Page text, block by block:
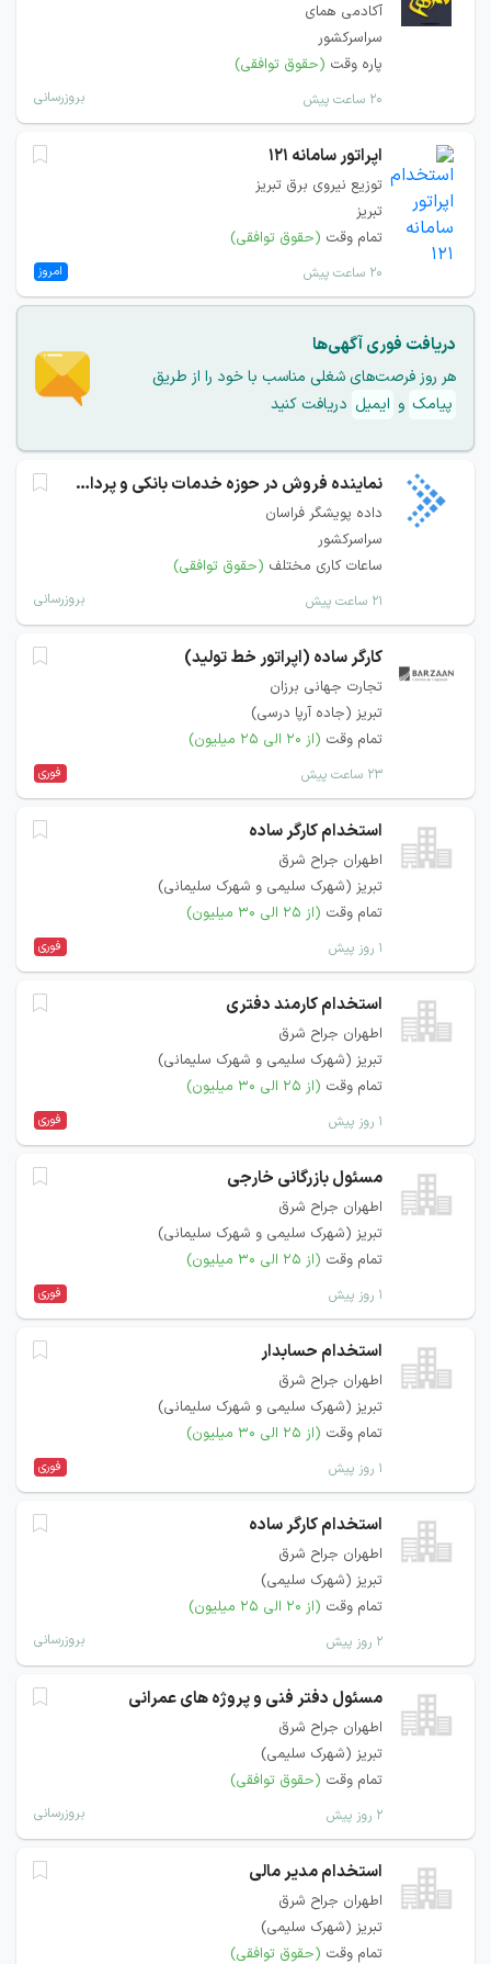
آکادمی همای
سراسرکشور
پاره وقت (حقوق توافقی)
۲۰ ساعت پیش بروزرسانی
اپراتور سامانه 121
توزیع نیروی برق تبریز
تبریز
تمام وقت (حقوق توافقی)
۲۰ ساعت پیش امروز
دریافت فوری آگهی‌ها
هر روز فرصت‌های شغلی مناسب با خود را از طریق
پیامک و ایمیل دریافت کنید
نماینده فروش در حوزه خدمات بانکی و پرداخت
داده پویشگر فراسان
سراسرکشور
ساعات کاری مختلف (حقوق توافقی)
۲۱ ساعت پیش بروزرسانی
کارگر ساده (اپراتور خط تولید)
تجارت جهانی برزان
تبریز (جاده آرپا درسی)
تمام وقت (از ۲۰ الی ۲۵ میلیون)
۲۳ ساعت پیش فوری
استخدام کارگر ساده
اطهران جراح شرق
تبریز (شهرک سلیمی و شهرک سلیمانی)
تمام وقت (از ۲۵ الی ۳۰ میلیون)
۱ روز پیش فوری
استخدام کارمند دفتری
اطهران جراح شرق
تبریز (شهرک سلیمی و شهرک سلیمانی)
تمام وقت (از ۲۵ الی ۳۰ میلیون)
۱ روز پیش فوری
مسئول بازرگانی خارجی
اطهران جراح شرق
تبریز (شهرک سلیمی و شهرک سلیمانی)
تمام وقت (از ۲۵ الی ۳۰ میلیون)
۱ روز پیش فوری
استخدام حسابدار
اطهران جراح شرق
تبریز (شهرک سلیمی و شهرک سلیمانی)
تمام وقت (از ۲۵ الی ۳۰ میلیون)
۱ روز پیش فوری
استخدام کارگر ساده
اطهران جراح شرق
تبریز (شهرک سلیمی)
تمام وقت (از ۲۰ الی ۲۵ میلیون)
۲ روز پیش بروزرسانی
مسئول دفتر فنی و پروژه های عمرانی
اطهران جراح شرق
تبریز (شهرک سلیمی)
تمام وقت (حقوق توافقی)
۲ روز پیش بروزرسانی
استخدام مدیر مالی
اطهران جراح شرق
تبریز (شهرک سلیمی)
تمام وقت (حقوق توافقی)